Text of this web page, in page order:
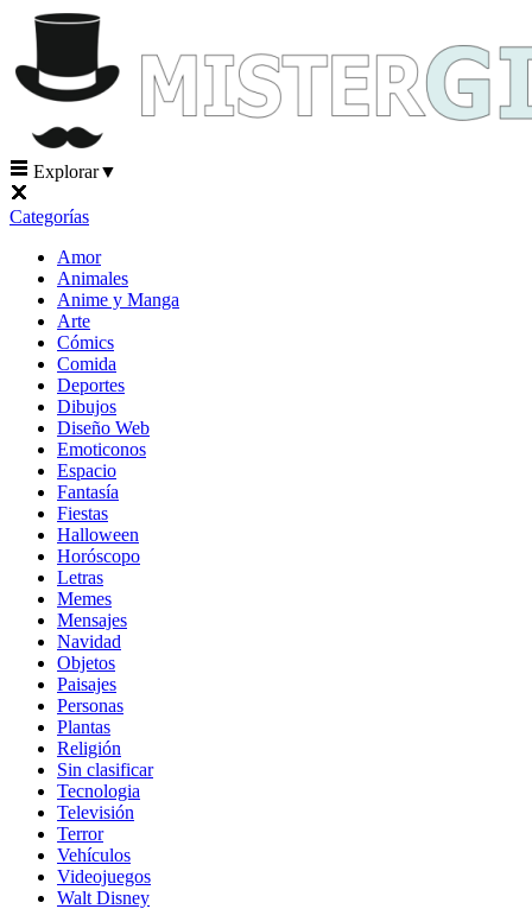
Explorar▼
Categorías
Amor
Animales
Anime y Manga
Arte
Cómics
Comida
Deportes
Dibujos
Diseño Web
Emoticonos
Espacio
Fantasía
Fiestas
Halloween
Horóscopo
Letras
Memes
Mensajes
Navidad
Objetos
Paisajes
Personas
Plantas
Religión
Sin clasificar
Tecnologia
Televisión
Terror
Vehículos
Videojuegos
Walt Disney